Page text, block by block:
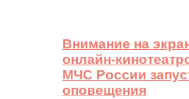
Внимание на
онлайн-
МЧС России
оповещения